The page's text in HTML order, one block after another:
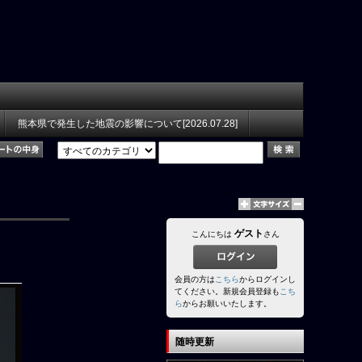
熊本県で発生した地震の影響について[2026.07.28]
こんにちは ゲスト さん
会員の方はこちらからログインし
てください。新規会員登録もこち
らからお願いいたします。
随時更新